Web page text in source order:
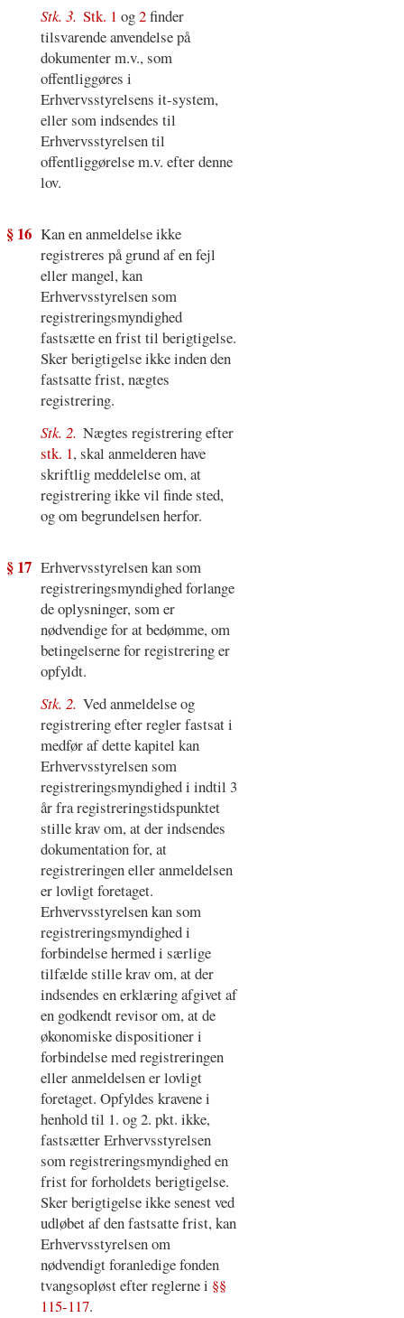
Stk. 3. Stk. 1 og2finder
tilsvarende anvendelse på
dokumenter m.v., som
offentliggøres i
Erhvervsstyrelsens it-system,
eller som indsendes til
Erhvervsstyrelsen til
offentliggørelse m.v. efter denne
lov.
§ 16 Kan en anmeldelse ikke
registreres på grund af en fejl
eller mangel, kan
Erhvervsstyrelsen som
registreringsmyndighed
fastsætte en frist til berigtigelse.
Sker berigtigelse ikke inden den
fastsatte frist, nægtes
registrering.
Stk. 2. Nægtes registrering efter
stk. 1, skal anmelderen have
skriftlig meddelelse om, at
registrering ikke vil finde sted,
og om begrundelsen herfor.
§ 17 Erhvervsstyrelsen kan som
registreringsmyndighed forlange
de oplysninger, som er
nødvendige for at bedømme, om
betingelserne for registrering er
opfyldt.
Stk. 2. Ved anmeldelse og
registrering efter regler fastsat i
medfør af dette kapitel kan
Erhvervsstyrelsen som
registreringsmyndighed i indtil 3
år fra registreringstidspunktet
stille krav om, at der indsendes
dokumentation for, at
registreringen eller anmeldelsen
er lovligt foretaget.
Erhvervsstyrelsen kan som
registreringsmyndighed i
forbindelse hermed i særlige
tilfælde stille krav om, at der
indsendes en erklæring afgivet af
en godkendt revisor om, at de
økonomiske dispositioner i
forbindelse med registreringen
eller anmeldelsen er lovligt
foretaget. Opfyldes kravene i
henhold til 1. og 2. pkt. ikke,
fastsætter Erhvervsstyrelsen
som registreringsmyndighed en
frist for forholdets berigtigelse.
Sker berigtigelse ikke senest ved
udløbet af den fastsatte frist, kan
Erhvervsstyrelsen om
nødvendigt foranledige fonden
tvangsopløst efter reglerne i §§
115-117.